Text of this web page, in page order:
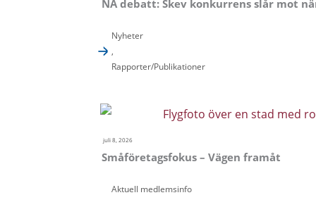
NA debatt: Skev konkurrens slår mot
Nyheter
,
Rapporter/Publikationer
juli 8, 2026
Småföretagsfokus – Vägen framåt
Aktuell medlemsinfo